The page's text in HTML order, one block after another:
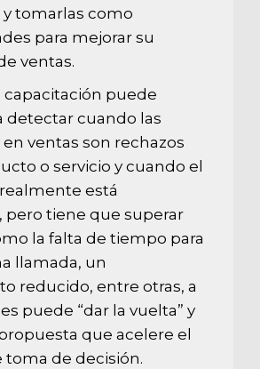
tomarlas como
para mejorar su
ventas.
capacitación puede
detectar cuando las
ventas son rechazos
o servicio y cuando el
está
pero tiene que superar
la falta de tiempo para
llamada, un
reducido, entre otras, a
puede “dar la vuelta” y
que acelere el
toma de decisión.